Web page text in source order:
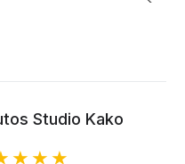
Studio Kako